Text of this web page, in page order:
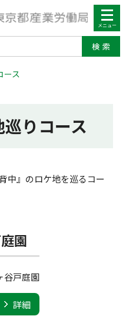
ース
りコース
中』のロケ地を巡るコー
園
谷戸庭園
詳細